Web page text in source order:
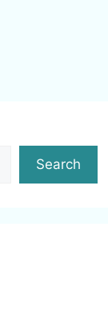
Search